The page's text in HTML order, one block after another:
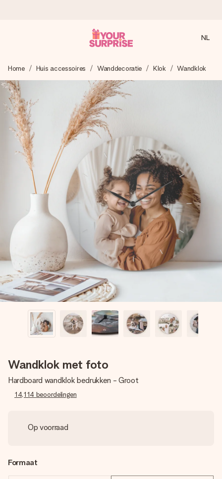
We maken jouw cadeau met zorg en zorgen dat het
razendsnel onderweg is - zodat jij kunt geven op precies
het juiste moment, wanneer het het meeste betekent.
4,8 (gebaseerd op +8.000 reviews)
Onze cadeaus worden gewaardeerd. Klanten beoordelen
ons met een 4,7 op Google Reviews
Gratis wenskaartje
Je maakt in een paar stappen iets unieks – met haar naam,
jullie foto of een boodschap die raakt. Zonder gedoe, maar
met alle aandacht voor het moment.
NL
Home Huis accessoires Wanddecoratie Klok Wandklok
Wandklok met foto
Hardboard wandklok bedrukken - Groot
14,114 beoordelingen
Op voorraad
Formaat